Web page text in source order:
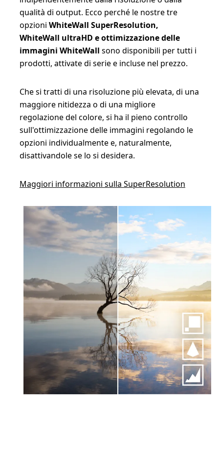
qualità di output. Ecco perché le nostre tre
opzioni WhiteWall SuperResolution,
WhiteWall ultraHD e ottimizzazione delle
immagini WhiteWall sono disponibili per tutti i
prodotti, attivate di serie e incluse nel prezzo.
Che si tratti di una risoluzione più elevata, di una
maggiore nitidezza o di una migliore
regolazione del colore, si ha il pieno controllo
sull'ottimizzazione delle immagini regolando le
opzioni individualmente e, naturalmente,
disattivandole se lo si desidera.
Maggiori informazioni sulla SuperResolution